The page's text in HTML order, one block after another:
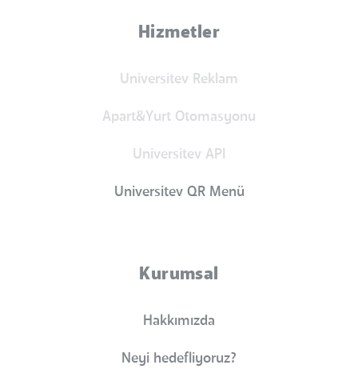
Hizmetler
Universitev Reklam
Apart&Yurt Otomasyonu
Universitev API
Universitev QR Menü
Kurumsal
Hakkımızda
Neyi hedefliyoruz?